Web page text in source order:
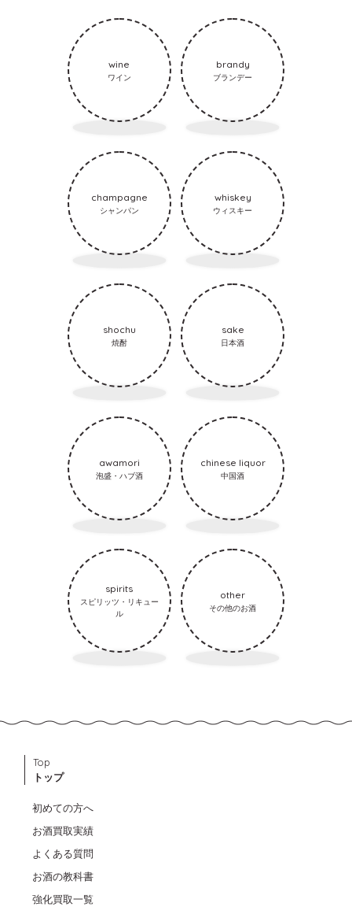
wine
ワイン
brandy
ブランデー
champagne
シャンパン
whiskey
ウィスキー
shochu
焼酎
sake
日本酒
awamori
泡盛・ハブ酒
chinese liquor
中国酒
spirits
スピリッツ・リキュー
ル
other
その他のお酒
Top
トップ
初めての方へ
お酒買取実績
よくある質問
お酒の教科書
強化買取一覧